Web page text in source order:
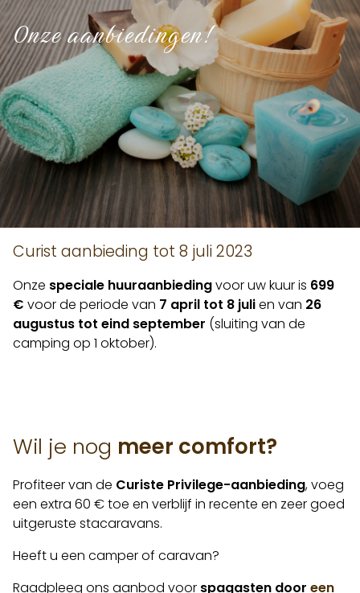
Curist aanbieding tot 8 juli 2023
Onze speciale huuraanbiedingvoor uw kuur is 699
€ voor de periode van 7 april tot 8 julien van 26
augustus tot eind september (sluiting van de
camping op 1 oktober).
Onze aanbiedingen!
Wil je nog meer comfort?
Profiteer van de Curiste Privilege-aanbieding, voeg
een extra 60 € toe en verblijf in recente en zeer goed
uitgeruste stacaravans.
Heeft u een camper of caravan?
Raadpleeg ons aanbod voor spagasten door een